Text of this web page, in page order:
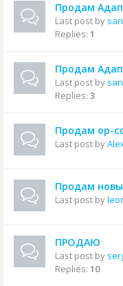
Продам
Last post by
Replies: 1
Продам
Last post by
Replies: 3
Продам op-
Last post by
Продам
Last post by
ПРОДАЮ
Last post by
Replies: 10